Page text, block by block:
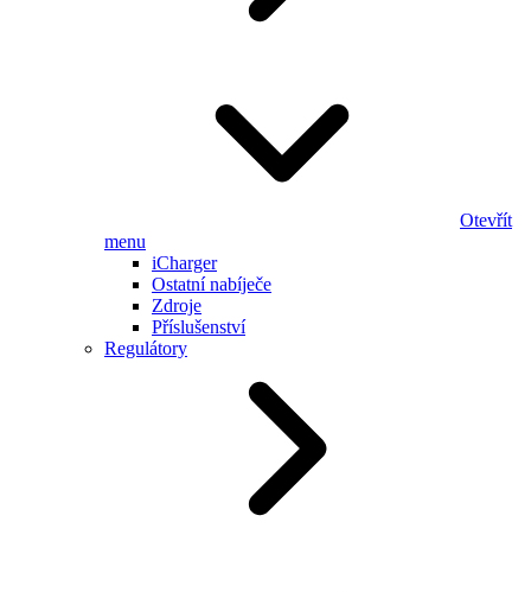
Otevřít
menu
iCharger
Ostatní nabíječe
Zdroje
Příslušenství
Regulátory